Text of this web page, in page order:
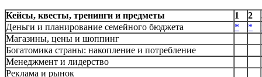
Кейсы, квесты, тренинги и предметы 1 2
Деньги и планирование семейного бюджета
* *
Магазины, цены и шоппинг
Богатомика страны: накопление и потребление
Менеджмент и лидерство
Реклама и рынок